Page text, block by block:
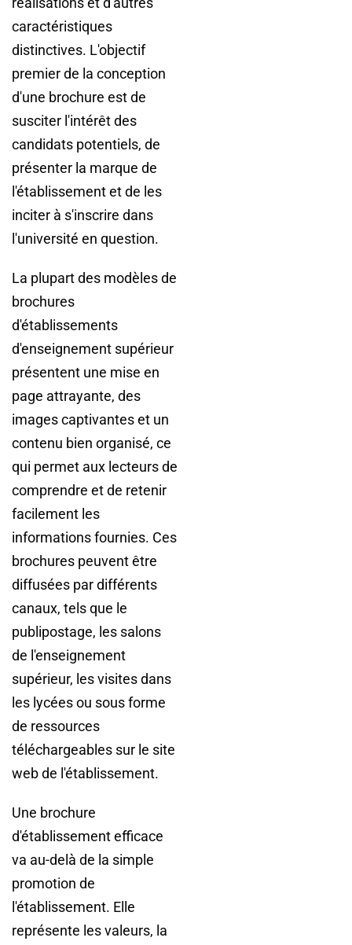
caractéristiques
distinctives. L'objectif
premier de la conception
d'une brochure est de
susciter l'intérêt des
candidats potentiels, de
présenter la marque de
l'établissement et de les
inciter à s'inscrire dans
l'université en question.
La plupart des modèles de
brochures
d'établissements
d'enseignement supérieur
présentent une mise en
page attrayante, des
images captivantes et un
contenu bien organisé, ce
qui permet aux lecteurs de
comprendre et de retenir
facilement les
informations fournies. Ces
brochures peuvent être
diffusées par différents
canaux, tels que le
publipostage, les salons
de l'enseignement
supérieur, les visites dans
les lycées ou sous forme
de ressources
téléchargeables sur le site
web de l'établissement.
Une brochure
d'établissement efficace
va au-delà de la simple
promotion de
l'établissement. Elle
représente les valeurs, la